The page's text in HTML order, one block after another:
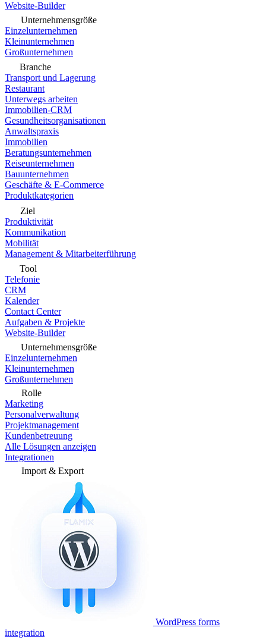
Website-Builder
Unternehmensgröße
Einzelunternehmen
Kleinunternehmen
Großunternehmen
Branche
Transport und Lagerung
Restaurant
Unterwegs arbeiten
Immobilien-CRM
Gesundheitsorganisationen
Anwaltspraxis
Immobilien
Beratungsunternehmen
Reiseunternehmen
Bauunternehmen
Geschäfte & E-Commerce
Produktkategorien
Ziel
Produktivität
Kommunikation
Mobilität
Management & Mitarbeiterführung
Tool
Telefonie
CRM
Kalender
Contact Center
Aufgaben & Projekte
Website-Builder
Unternehmensgröße
Einzelunternehmen
Kleinunternehmen
Großunternehmen
Rolle
Marketing
Personalverwaltung
Projektmanagement
Kundenbetreuung
Alle Lösungen anzeigen
Integrationen
Import & Export
WordPress forms
integration